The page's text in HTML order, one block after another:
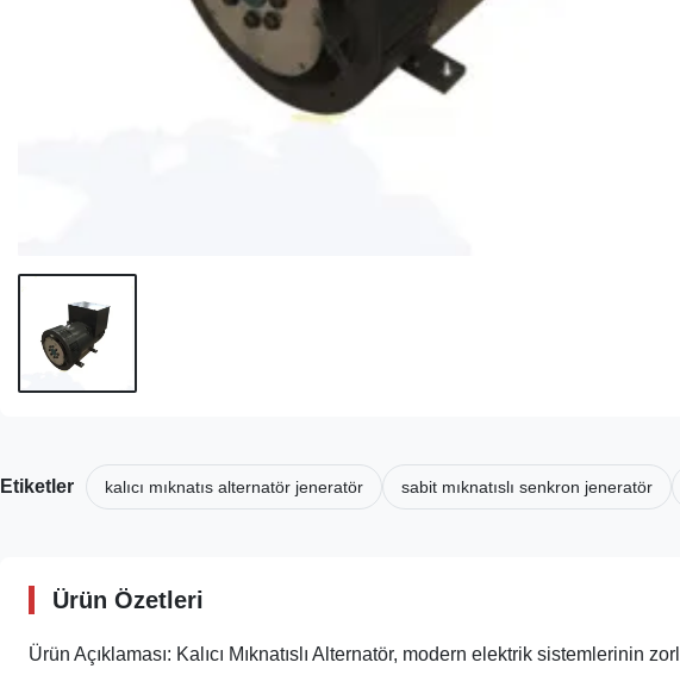
Etiketler kalıcı mıknatıs alternatör jeneratör sabit mıknatıslı senkron jeneratör
Ürün Özetleri
Ürün Açıklaması: Kalıcı Mıknatıslı Alternatör, modern elektrik sistemlerinin